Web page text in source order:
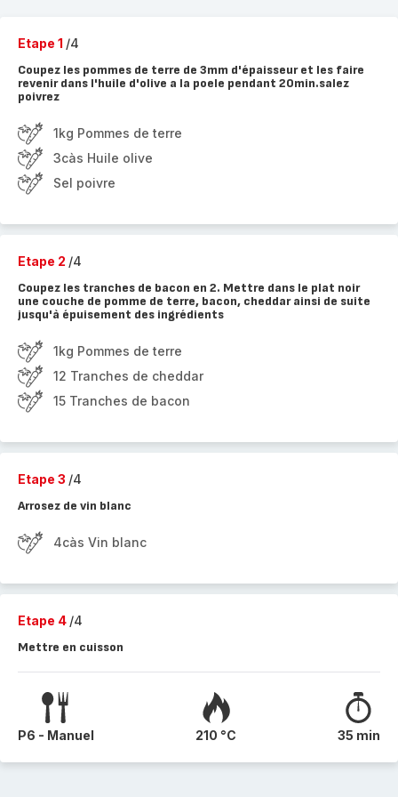
Etape 1 /4
Coupez les pommes de terre de 3mm d'épaisseur et les faire
revenir dans l'huile d'olive a la poele pendant 20min.salez
poivrez
1kg Pommes de terre
3càs Huile olive
Sel poivre
Etape 2 /4
Coupez les tranches de bacon en 2. Mettre dans le plat noir
une couche de pomme de terre, bacon, cheddar ainsi de suite
jusqu'à épuisement des ingrédients
1kg Pommes de terre
12 Tranches de cheddar
15 Tranches de bacon
Etape 3 /4
Arrosez de vin blanc
4càs Vin blanc
Etape 4 /4
Mettre en cuisson
P6 - Manuel 210 °C 35 min